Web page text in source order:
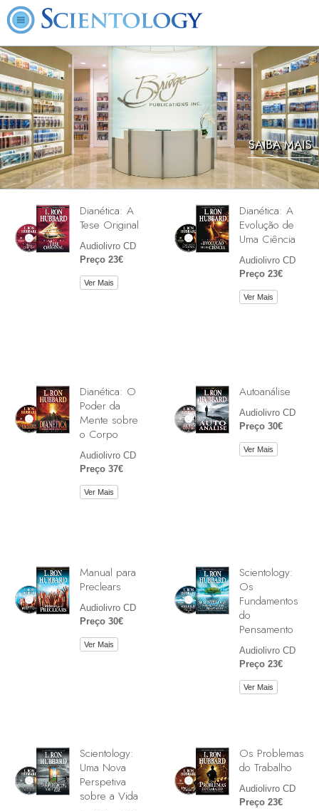
SAIBA MAIS
Dianética: A
Tese Original
Audiolivro CD
Preço 23€
Ver Mais
Dianética: A
Evolução de
Uma Ciência
Audiolivro CD
Preço 23€
Ver Mais
Dianética: O
Poder da
Mente sobre
o Corpo
Audiolivro CD
Preço 37€
Ver Mais
Autoanálise
Audiolivro CD
Preço 30€
Ver Mais
Manual para
Preclears
Audiolivro CD
Preço 30€
Ver Mais
Scientology:
Os
Fundamentos
do
Pensamento
Audiolivro CD
Preço 23€
Ver Mais
Scientology:
Uma Nova
Perspetiva
sobre a Vida
Os Problemas
do Trabalho
Audiolivro CD
Preço 23€